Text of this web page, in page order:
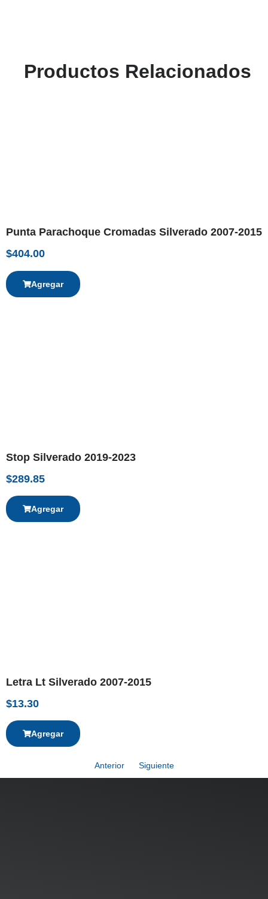
Productos Relacionados
Punta Parachoque Cromadas Silverado 2007-2015
$404.00
Agregar
Stop Silverado 2019-2023
$289.85
Agregar
Letra Lt Silverado 2007-2015
$13.30
Agregar
Anterior Siguiente